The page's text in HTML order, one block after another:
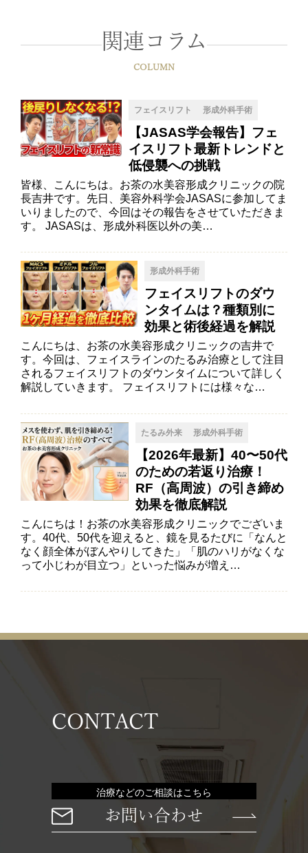
関連コラム
COLUMN
フェイスリフト 形成外科手術
【JASAS学会報告】フェ
イスリフト最新トレンドと
低侵襲への挑戦
皆様、こんにちは。お茶の水美容形成クリニックの院
長吉井です。先日、美容外科学会JASASに参加してま
いりましたので、今回はその報告をさせていただきま
す。 JASASは、形成外科医以外の美…
形成外科手術
フェイスリフトのダウ
ンタイムは？種類別に
効果と術後経過を解説
こんにちは、お茶の水美容形成クリニックの吉井で
す。今回は、フェイスラインのたるみ治療として注目
されるフェイスリフトのダウンタイムについて詳しく
解説していきます。 フェイスリフトには様々な…
たるみ外来 形成外科手術
【2026年最新】40〜50代
のための若返り治療！
RF（高周波）の引き締め
効果を徹底解説
こんにちは！お茶の水美容形成クリニックでございま
す。40代、50代を迎えると、鏡を見るたびに「なんと
なく顔全体がぼんやりしてきた」「肌のハリがなくな
って小じわが目立つ」といった悩みが増え…
CONTACT
治療などのご相談はこちら
お問い合わせ